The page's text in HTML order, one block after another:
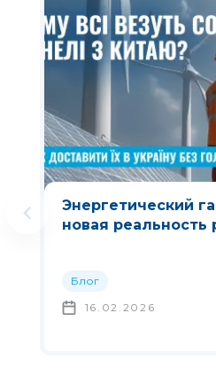
Энергетический
новая реальность
Блог
16.02.2026